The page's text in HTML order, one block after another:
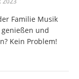
Familie Musik
und
Kein Problem!